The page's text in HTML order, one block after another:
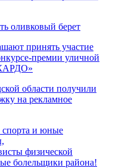
оливковый берет
принять участие
премии уличной
области получили
на рекламное
спорта и юные
физической
болельщики района!